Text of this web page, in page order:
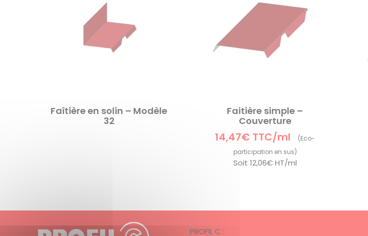
Faîtière en solin – Modèle
32
Faitière simple –
Couverture
14,47€ TTC/ml
Soit 12,06€ HT/ml
PROFIL C :